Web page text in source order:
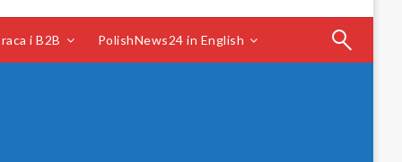
i B2B PolishNews24 in English